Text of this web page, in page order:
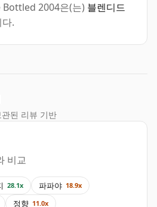
2004은(는) 블렌디드
.
된 리뷰 기반
비교
28.1x 파파야 18.9x
정향 11.0x